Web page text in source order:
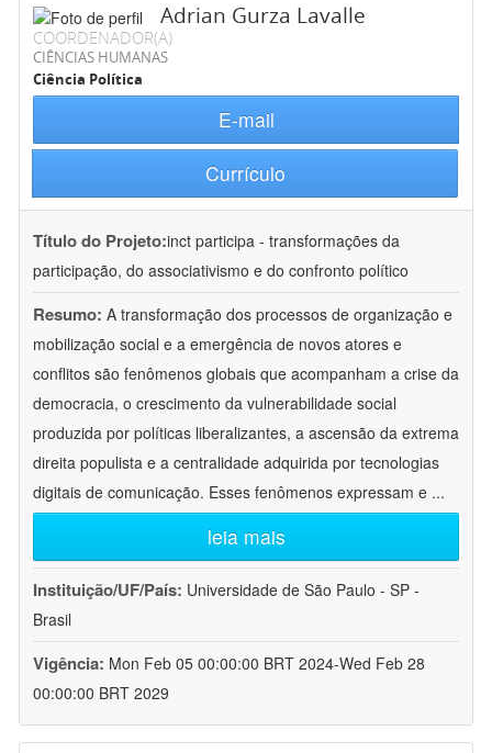
Adrian Gurza Lavalle
COORDENADOR(A)
CIÊNCIAS HUMANAS
Ciência Política
E-mail
Currículo
Título do Projeto:inct participa - transformações da
participação, do associativismo e do confronto político
Resumo: A transformação dos processos de organização e
mobilização social e a emergência de novos atores e
conflitos são fenômenos globais que acompanham a crise da
democracia, o crescimento da vulnerabilidade social
produzida por políticas liberalizantes, a ascensão da extrema
direita populista e a centralidade adquirida por tecnologias
digitais de comunicação. Esses fenômenos expressam e ...
leia mais
Instituição/UF/País: Universidade de São Paulo - SP -
Brasil
Vigência: Mon Feb 05 00:00:00 BRT 2024-Wed Feb 28
00:00:00 BRT 2029